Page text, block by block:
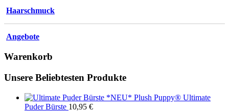
Haarschmuck
Angebote
Warenkorb
Unsere Beliebtesten Produkte
Plush Puppy® Ultimate
Puder Bürste 10,95 €